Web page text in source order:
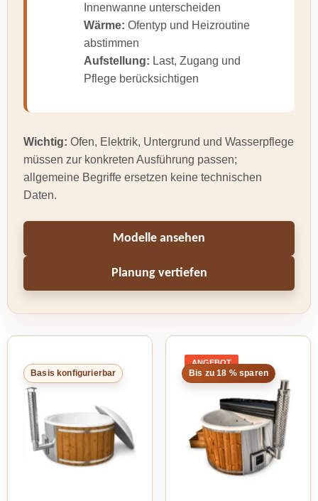
Innenwanne unterscheiden
Wärme: Ofentyp und Heizroutine
abstimmen
Aufstellung: Last, Zugang und
Pflege berücksichtigen
Wichtig: Ofen, Elektrik, Untergrund und Wasserpflege
müssen zur konkreten Ausführung passen;
allgemeine Begriffe ersetzen keine technischen
Daten.
Modelle ansehen
Planung vertiefen
Basis konfigurierbar
ANGEBOTPRODUKT
IM
ANGEBOT
Bis zu 18 % sparen